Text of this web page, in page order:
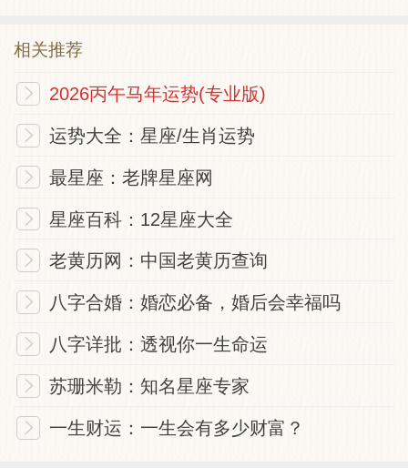
不如都不做
本签精髓
恶性循环，越搞越糟。借酒消愁愁更愁。
凡事做事
本签相当于「火烧连营」的处境。意即，做
事的方法不对，而导致事情恶性循环，而难
以收拾。
当前事情不顺遂，由于行事方法不对之故，
以致问题更严重，甚至连累了无辜之事。与
相关推荐
2026丙午马年运势(专业版)
运势大全：星座/生肖运势
最星座：老牌星座网
星座百科：12星座大全
老黄历网：中国老黄历查询
八字合婚：婚恋必备，婚后会幸福吗
八字详批：透视你一生命运
苏珊米勒：知名星座专家
一生财运：一生会有多少财富？